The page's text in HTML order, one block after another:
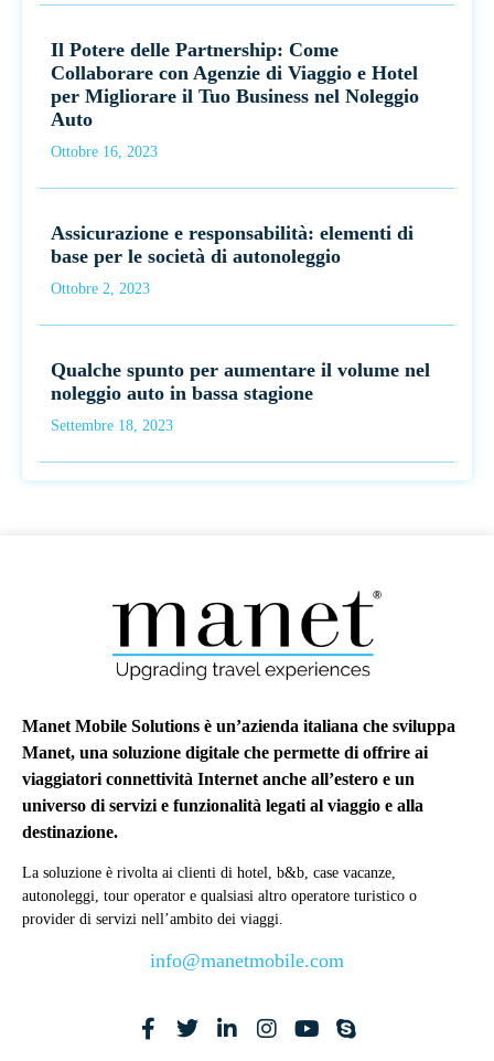
Il Potere delle Partnership: Come
Collaborare con Agenzie di Viaggio e Hotel
per Migliorare il Tuo Business nel Noleggio
Auto
Ottobre 16, 2023
Assicurazione e responsabilità: elementi di
base per le società di autonoleggio
Ottobre 2, 2023
Qualche spunto per aumentare il volume nel
noleggio auto in bassa stagione
Settembre 18, 2023
Manet Mobile Solutions è un’azienda italiana che sviluppa
Manet, una soluzione digitale che permette di offrire ai
viaggiatori connettività Internet anche all’estero e un
universo di servizi e funzionalità legati al viaggio e alla
destinazione.
La soluzione è rivolta ai clienti di hotel, b&b, case vacanze,
autonoleggi, tour operator e qualsiasi altro operatore turistico o
provider di servizi nell’ambito dei viaggi.
info@manetmobile.com